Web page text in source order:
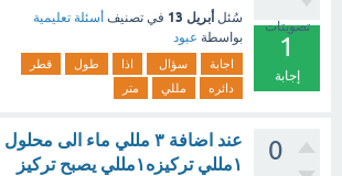
تصويتات
1
إجابة
سُئل أبريل 13 في تصنيف أسئلة تعليمية
بواسطة عبود
اجابة سؤال اذا طول
قطر
دائره
مللي متر
0
عند اضافة ٣ مللي ماء الى محلول
١مللي تركيزه١مللي يصبح تركيز